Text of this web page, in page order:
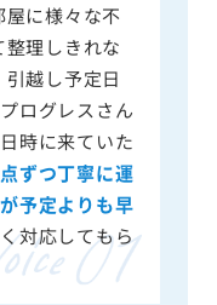
に様々な不
理しきれな
越し予定日
ログレスさん
時に来ていた
ずつ丁寧に運
予定よりも早
対応してもら